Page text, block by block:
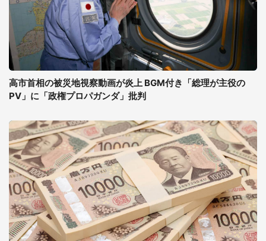
高市首相の被災地視察動画が炎上 BGM付き「総理が主役の
PV」に「政権プロパガンダ」批判